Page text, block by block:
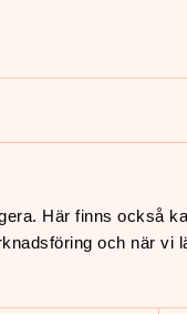
Här finns också
och när vi